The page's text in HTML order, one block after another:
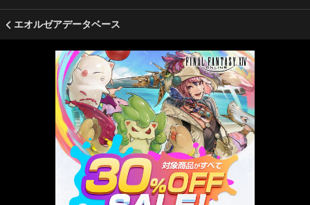
エオルゼアデータベース